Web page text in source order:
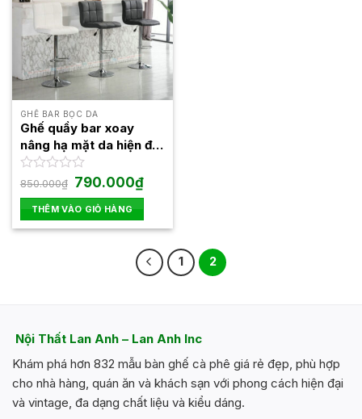
GHẾ BAR BỌC DA
Ghế quầy bar xoay
nâng hạ mặt da hiện đại
LAGB04
Được
hạng
0
5
850.000₫ Giá
gốc
là:
850.000₫.
790.000₫Giá
hiện
tại
là:
790.000₫.
THÊM VÀO GIỎ HÀNG
1 2
Nội Thất Lan Anh – Lan Anh Inc
Khám phá hơn 832 mẫu bàn ghế cà phê giá rẻ đẹp, phù hợp
cho nhà hàng, quán ăn và khách sạn với phong cách hiện đại
và vintage, đa dạng chất liệu và kiểu dáng.